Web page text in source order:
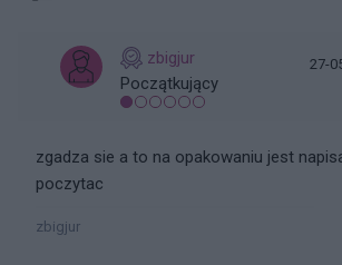
zbigjur
Początkujący
27-
zgadza sie a to na opakowaniu jest
poczytac
zbigjur